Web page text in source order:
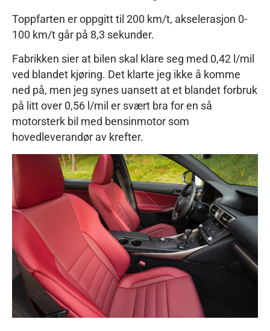
Toppfarten er oppgitt til 200 km/t, akselerasjon 0-
100 km/t går på 8,3 sekunder.
Fabrikken sier at bilen skal klare seg med 0,42 l/mil
ved blandet kjøring. Det klarte jeg ikke å komme
ned på, men jeg synes uansett at et blandet forbruk
på litt over 0,56 l/mil er svært bra for en så
motorsterk bil med bensinmotor som
hovedleverandør av krefter.